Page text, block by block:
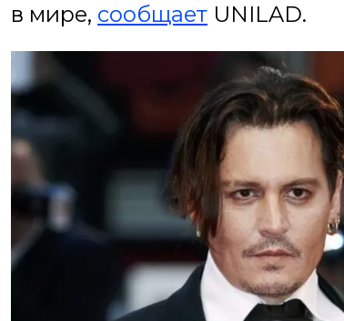
в мире, сообщает UNILAD.